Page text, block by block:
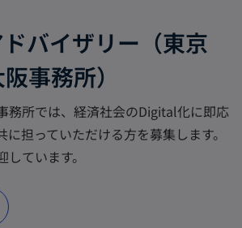
バイザリー（東京
事務所）
務所では、経済社会のDigital化に即応
に担っていただける方を募集します。
ています。
し
い